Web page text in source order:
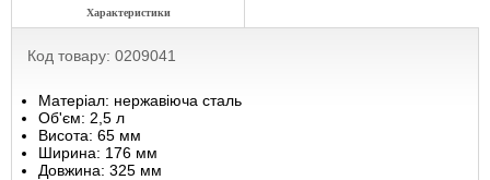
Характеристики
Код товару: 0209041
Матеріал: нержавіюча сталь
Об'єм: 2,5 л
Висота: 65 мм
Ширина: 176 мм
Довжина: 325 мм